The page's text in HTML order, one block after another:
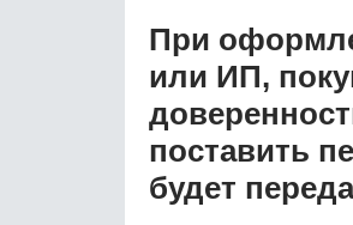
При
или ИП,
поставить
будет